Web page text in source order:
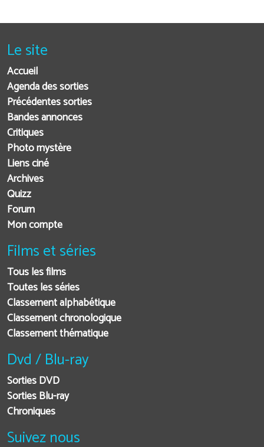
Le site
Accueil
Agenda des sorties
Précédentes sorties
Bandes annonces
Critiques
Photo mystère
Liens ciné
Archives
Quizz
Forum
Mon compte
Films et séries
Tous les films
Toutes les séries
Classement alphabétique
Classement chronologique
Classement thématique
Dvd / Blu-ray
Sorties DVD
Sorties Blu-ray
Chroniques
Suivez nous